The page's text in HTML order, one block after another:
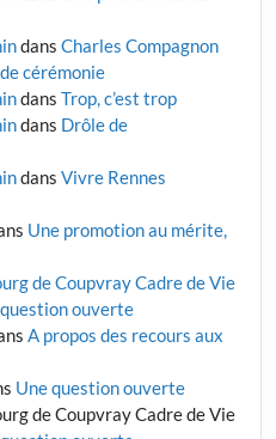
dans Charles Compagnon
cérémonie
dans Trop, c’est trop
dans Drôle de
dans Vivre Rennes
Une promotion au mérite,
de Coupvray Cadre de Vie
ouverte
A propos des recours aux
Une question ouverte
de Coupvray Cadre de Vie